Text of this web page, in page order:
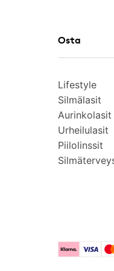
Osta
Lifestyle
Silmälasit
Aurinkolasit
Urheilulasit
Piilolinssit
KlarnaVisa